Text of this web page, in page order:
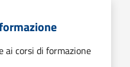
ai corsi di formazione